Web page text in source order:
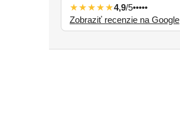
★★★★★4,9/5•••••
Zobraziť recenzie na Google